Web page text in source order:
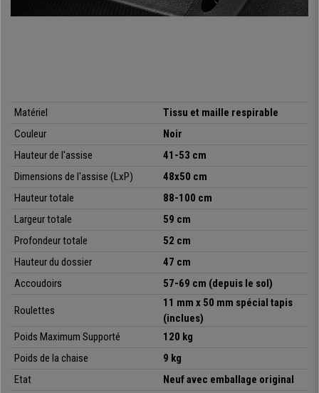
Mécanisme Basculant ajustable en fonction du poids
Matériel
Tissu et maille respirable
Couleur
Noir
Hauteur de l'assise
41-53 cm
Dimensions de l'assise (LxP)
48x50 cm
Hauteur totale
88-100 cm
Largeur totale
59 cm
Profondeur totale
52 cm
Hauteur du dossier
47 cm
Accoudoirs
57-69 cm (depuis le sol)
Roulettes
11 mm x 50 mm spécial tapis
(inclues)
Poids Maximum Supporté
120 kg
Poids de la chaise
9 kg
Etat
Neuf avec emballage original